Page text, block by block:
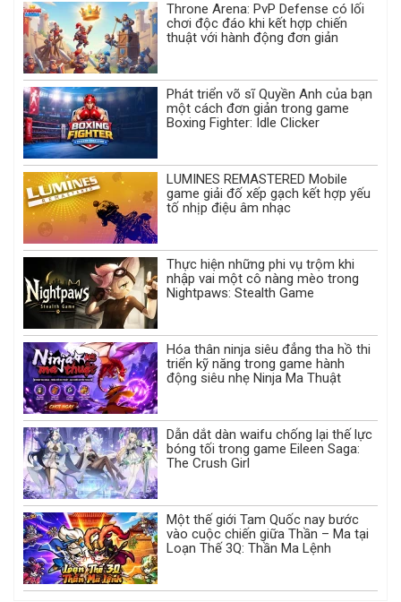
Throne Arena: PvP Defense có lối
chơi độc đáo khi kết hợp chiến
thuật với hành động đơn giản
Phát triển võ sĩ Quyền Anh của bạn
một cách đơn giản trong game
Boxing Fighter: Idle Clicker
LUMINES REMASTERED Mobile
game giải đố xếp gạch kết hợp yếu
tố nhịp điệu âm nhạc
Thực hiện những phi vụ trộm khi
nhập vai một cô nàng mèo trong
Nightpaws: Stealth Game
Hóa thân ninja siêu đẳng tha hồ thi
triển kỹ năng trong game hành
động siêu nhẹ Ninja Ma Thuật
Dẫn dắt dàn waifu chống lại thế lực
bóng tối trong game Eileen Saga:
The Crush Girl
Một thế giới Tam Quốc nay bước
vào cuộc chiến giữa Thần – Ma tại
Loạn Thế 3Q: Thần Ma Lệnh